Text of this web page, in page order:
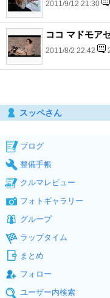
2011/9/12 21:30
ココ マドモア
2011/8/2 22:42
スッペさん
ブログ
整備手帳
クルマレビュー
フォトギャラリー
グループ
ラップタイム
まとめ
フォロー
ユーザー内検索